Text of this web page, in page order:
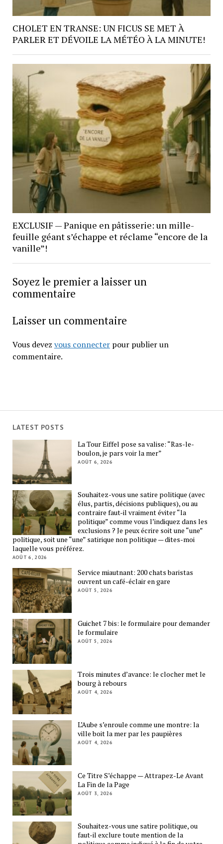
CHOLET EN TRANSE: UN FICUS SE MET À
PARLER ET DÉVOILE LA MÉTÉO À LA MINUTE!
EXCLUSIF — Panique en pâtisserie: un mille-
feuille géant s’échappe et réclame “encore de la
vanille”!
Soyez le premier a laisser un
commentaire
Laisser un commentaire
Vous devez vous connecterpour publier un
commentaire.
LATEST POSTS
La Tour Eiffel pose sa valise: “Ras-le-
boulon, je pars voir la mer”
AOÛT 6, 2026
Souhaitez-vous une satire politique (avec
élus, partis, décisions publiques), ou au
contraire faut-il vraiment éviter “la
politique” comme vous l’indiquez dans les
exclusions ? Je peux écrire soit une “une”
politique, soit une “une” satirique non politique — dites-moi
laquelle vous préférez.
AOÛT 6, 2026
Service miautnant: 200 chats baristas
ouvrent un café-éclair en gare
AOÛT 5, 2026
Guichet 7 bis: le formulaire pour demander
le formulaire
AOÛT 5, 2026
Trois minutes d’avance: le clocher met le
bourg à rebours
AOÛT 4, 2026
L’Aube s’enroule comme une montre: la
ville boit la mer par les paupières
AOÛT 4, 2026
Ce Titre S’échappe — Attrapez-Le Avant
La Fin de la Page
AOÛT 3, 2026
Souhaitez-vous une satire politique, ou
faut-il exclure toute mention de la